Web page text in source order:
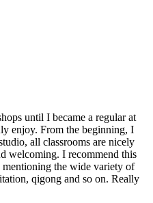
until I became a regular at
enjoy. From the beginning, I
all classrooms are nicely
welcoming. I recommend this
the wide variety of
qigong and so on. Really